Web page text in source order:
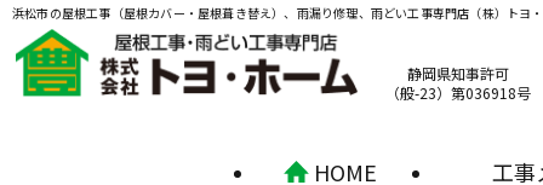
浜松市の屋根工事（屋根カバー・屋根葺き替え）、雨漏り修理、雨どい工事専門店（株）トヨ
HOME 工事
静岡県知事許可
（般-23）第036918号